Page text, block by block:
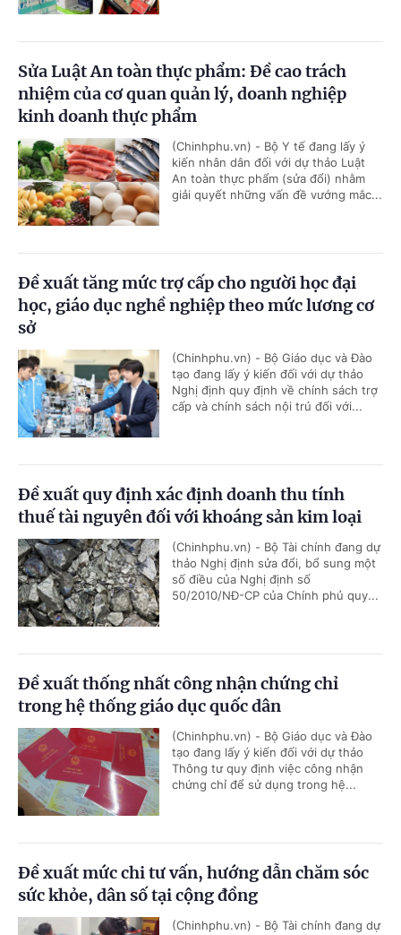
Sửa Luật An toàn thực phẩm: Đề cao trách
nhiệm của cơ quan quản lý, doanh nghiệp
kinh doanh thực phẩm
(Chinhphu.vn) - Bộ Y tế đang lấy ý
kiến nhân dân đối với dự thảo Luật
An toàn thực phẩm (sửa đổi) nhằm
giải quyết những vấn đề vướng mắc...
Đề xuất tăng mức trợ cấp cho người học đại
học, giáo dục nghề nghiệp theo mức lương cơ
sở
(Chinhphu.vn) - Bộ Giáo dục và Đào
tạo đang lấy ý kiến đối với dự thảo
Nghị định quy định về chính sách trợ
cấp và chính sách nội trú đối với...
Đề xuất quy định xác định doanh thu tính
thuế tài nguyên đối với khoáng sản kim loại
(Chinhphu.vn) - Bộ Tài chính đang dự
thảo Nghị định sửa đổi, bổ sung một
số điều của Nghị định số
50/2010/NĐ-CP của Chính phủ quy...
Đề xuất thống nhất công nhận chứng chỉ
trong hệ thống giáo dục quốc dân
(Chinhphu.vn) - Bộ Giáo dục và Đào
tạo đang lấy ý kiến đối với dự thảo
Thông tư quy định việc công nhận
chứng chỉ để sử dụng trong hệ...
Đề xuất mức chi tư vấn, hướng dẫn chăm sóc
sức khỏe, dân số tại cộng đồng
(Chinhphu.vn) - Bộ Tài chính đang dự